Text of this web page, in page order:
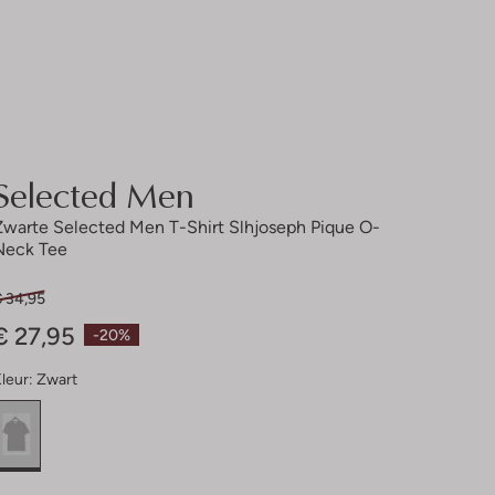
Men
Selected Men T-Shirt Slhjoseph Pique O-
Tee
-20%
34,95
27,95
Zwart